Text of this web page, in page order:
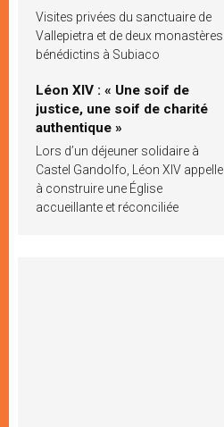
Visites privées du sanctuaire de
Vallepietra et de deux monastères
bénédictins à Subiaco
Léon XIV : « Une soif de
justice, une soif de charité
authentique »
Lors d’un déjeuner solidaire à
Castel Gandolfo, Léon XIV appelle
à construire une Église
accueillante et réconciliée